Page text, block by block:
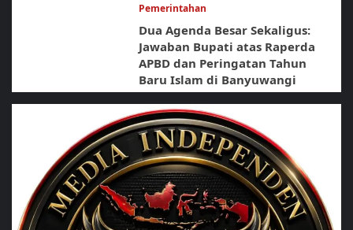
Pemerintahan
Dua Agenda Besar Sekaligus:
Jawaban Bupati atas Raperda
APBD dan Peringatan Tahun
Baru Islam di Banyuwangi